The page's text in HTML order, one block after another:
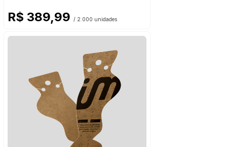
R$ 389,99 / 2.000 unidades